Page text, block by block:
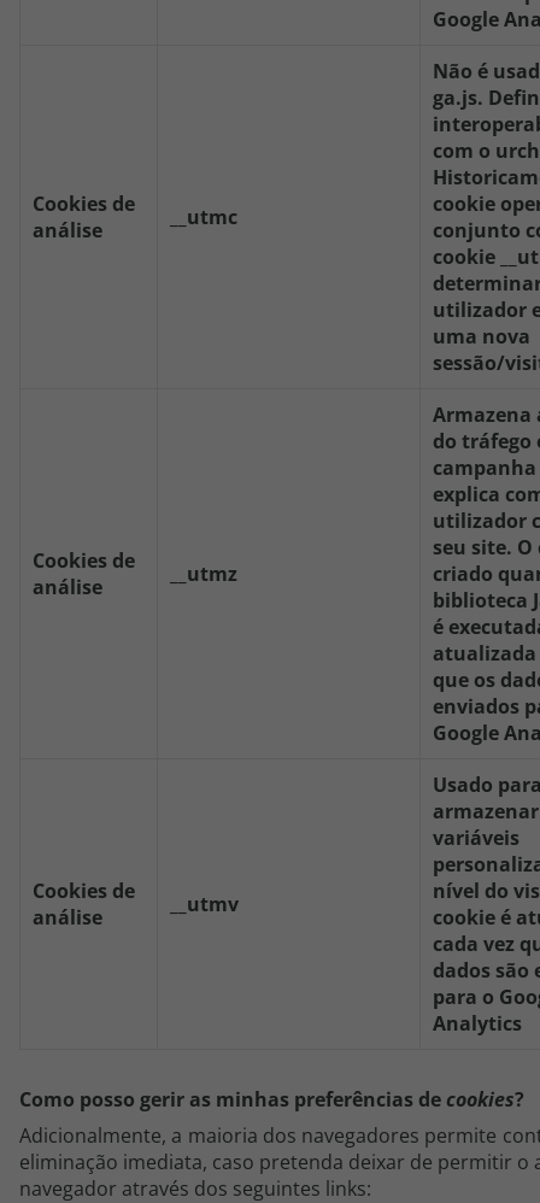
Google
Cookies de
análise
__utmc
Não é
ga.js.
com o
cookie
conjunto
cookie
utilizador
uma nova
sessão/
Cookies de
análise
__utmz
Armazena
do tráfego
explica
utilizador
seu site. O
criado
biblioteca
é
atualizada
que os
enviados
Google
Cookies de
análise
__utmv
Usado
variáveis
nível do
cookie é
cada vez
dados são
para o
Analytics
Como posso gerir as minhas preferências de cookies?
Adicionalmente, a maioria dos navegadores permite
eliminação imediata, caso pretenda deixar de permitir
navegador através dos seguintes links: